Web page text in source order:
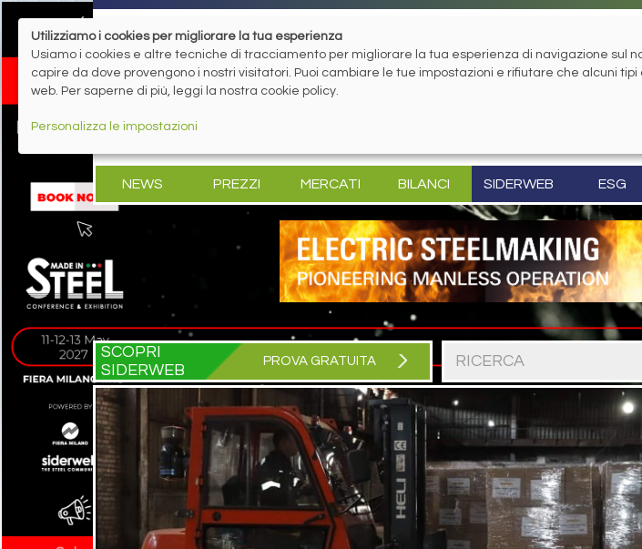
NEWS PREZZI MERCATI BILANCI SIDERWEB ESG
SCOPRI
SIDERWEB
PROVA GRATUITA
Utilizziamo i cookies per migliorare la tua esperienza
Usiamo i cookies e altre tecniche di tracciamento per migliorare la tua esperienza di navigazione sul
capire da dove provengono i nostri visitatori. Puoi cambiare le tue impostazioni e rifiutare che alcuni
web. Per saperne di più, leggi la nostra cookie policy.
Personalizza le impostazioni